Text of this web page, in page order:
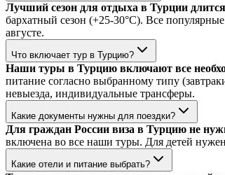
Лучший сезон для отдыха в Турции
бархатный сезон (+25-30°C). Все
августе.
Что включает тур в Турцию?
Наши туры в Турцию включают все
питание согласно выбранному типу
невыезда, индивидуальные трансферы.
Какие документы нужны для поездки?
Для граждан России виза в Турцию не
включена во все наши туры. Для детей
Какие отели и питание выбрать?